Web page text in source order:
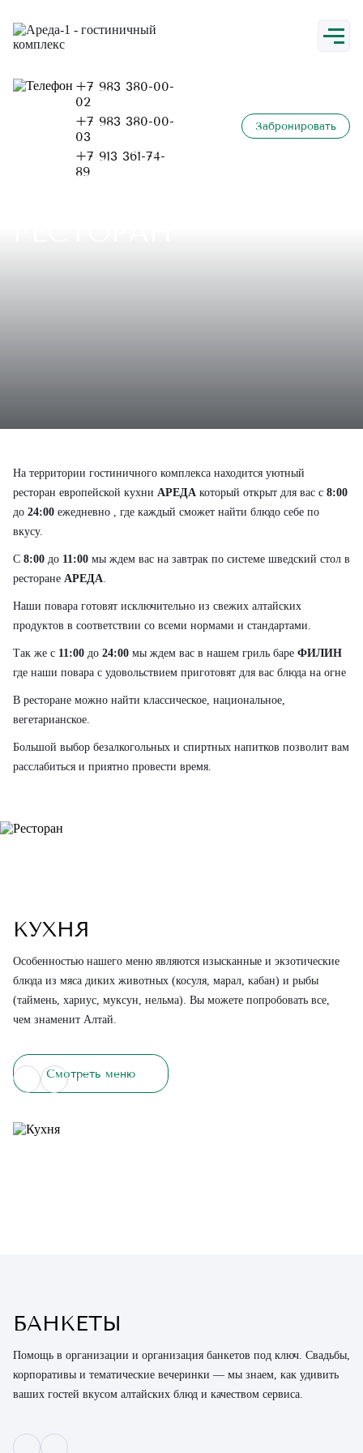
+7 983 380-00-
02
+7 983 380-00-
03
+7 913 361-74-
89
Забронировать
Номера
На территории гостиничного комплекса находится уютный
ресторан европейской кухни АРЕДАкоторый открыт для вас с 8:00
до 24:00ежедневно , где каждый сможет найти блюдо себе по
вкусу.
С 8:00до 11:00мы ждем вас на завтрак по системе шведский стол в
ресторане АРЕДА.
Наши повара готовят исключительно из свежих алтайских
продуктов в соответствии со всеми нормами и стандартами.
Так же с 11:00до 24:00мы ждем вас в нашем гриль баре ФИЛИН
где наши повара с удовольствием приготовят для вас блюда на огне
В ресторане можно найти классическое, национальное,
вегетарианское.
Большой выбор безалкогольных и спиртных напитков позволит вам
расслабиться и приятно провести время.
КУХНЯ
Особенностью нашего меню являются изысканные и экзотические
блюда из мяса диких животных (косуля, марал, кабан) и рыбы
(таймень, хариус, муксун, нельма). Вы можете попробовать все,
чем знаменит Алтай.
Смотреть меню
БАНКЕТЫ
Помощь в организации и организация банкетов под ключ. Свадьбы,
корпоративы и тематические вечеринки — мы знаем, как удивить
ваших гостей вкусом алтайских блюд и качеством сервиса.